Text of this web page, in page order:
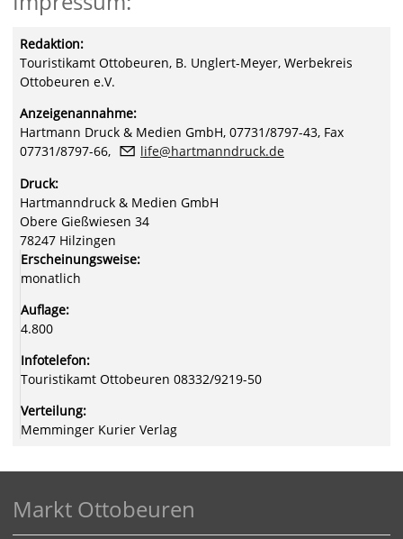
Redaktion:
Touristikamt Ottobeuren, B. Unglert-Meyer, Werbekreis
Ottobeuren e.V.
Anzeigenannahme:
Hartmann Druck & Medien GmbH, 07731/8797-43, Fax
07731/8797-66,
l f h rtm nndr ck d
Druck:
Hartmanndruck & Medien GmbH
Obere Gießwiesen 34
78247 Hilzingen
Erscheinungsweise:
monatlich
Auflage:
4.800
Infotelefon:
Touristikamt Ottobeuren 08332/9219-50
Verteilung:
Memminger Kurier Verlag
Markt Ottobeuren